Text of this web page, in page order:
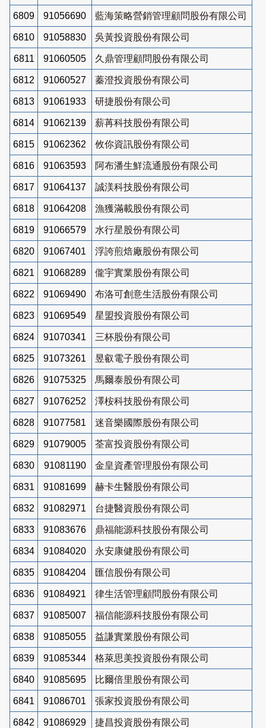
6809 91056690 藍海策略營銷管理顧問股份有限公司
6810 91058830 吳黃投資股份有限公司
6811 91060505 久鼎管理顧問股份有限公司
6812 91060527 蓁澄投資股份有限公司
6813 91061933 研捷股份有限公司
6814 91062139 薪苒科技股份有限公司
6815 91062362 攸你資訊股份有限公司
6816 91063593 阿布潘生鮮流通股份有限公司
6817 91064137 誠渼科技股份有限公司
6818 91064208 漁獲滿載股份有限公司
6819 91066579 水行星股份有限公司
6820 91067401 浮誇煎焙廠股份有限公司
6821 91068289 儱宇實業股份有限公司
6822 91069490 布洛可創意生活股份有限公司
6823 91069549 星盟投資股份有限公司
6824 91070341 三杯股份有限公司
6825 91073261 昱叡電子股份有限公司
6826 91075325 馬爾泰股份有限公司
6827 91076252 澤桉科技股份有限公司
6828 91077581 迷音樂國際股份有限公司
6829 91079005 荃富投資股份有限公司
6830 91081190 金皇資產管理股份有限公司
6831 91081699 赫卡生醫股份有限公司
6832 91082971 台捷醫資股份有限公司
6833 91083676 鼎福能源科技股份有限公司
6834 91084020 永安康健股份有限公司
6835 91084204 匯信股份有限公司
6836 91084921 律生活管理顧問股份有限公司
6837 91085007 福信能源科技股份有限公司
6838 91085055 益謙實業股份有限公司
6839 91085344 格萊思美投資股份有限公司
6840 91085695 比爾倍里股份有限公司
6841 91086701 張家投資股份有限公司
6842 91086929 捷昌投資股份有限公司